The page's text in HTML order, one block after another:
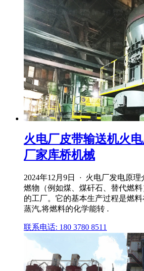
火电厂皮带输送机火
厂家库桥机械
2024年12月9日 · 火电厂发电原
燃物（例如煤、煤矸石、替代燃
的工厂。它的基本生产过程是燃
蒸汽,将燃料的化学能转 .
联系电话: 180 3780 8511